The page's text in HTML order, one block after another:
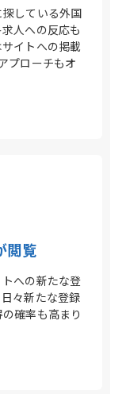
している外国
人への反応も
イトへの掲載
プローチもオ
閲覧
への新たな登
々新たな登録
確率も高まり